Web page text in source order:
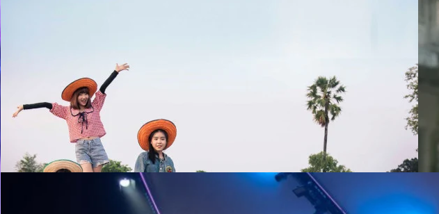
สั่นสะเทือนเลือนลั่นไปทั้งวงการเลยทีเดียว เมื่อ The Ska จักรวาลแห่งความสนุกสนานขั้นสุดบนโลกออนไลน์
กับ BNK48 ไอดอลกรุ๊ปอันดับหนึ่งของเมืองไทย ได้ประกาศความร่วมมือกันเตรียมผลิตคอนเทนต์บันเทิง
ออนไลน์ที่หลากหลาย ขยายฐานแฟนคลับจับกลุ่มเด็กและเยาวชนด้วยความอารมณ์ดีสุดขั้ว
https://www.youtube.com/watch?v=mH8kKIeK9SQ และต่อด้วยภาพจากโปรเจ็กต์ไทบ้าน x BNK48 ที่
ปล่อยออกมา BNK48 ก็ได้ตอกย้ำความพร้อมที่มอบความสนุกสดใสสไตล์ลูกทุ่งจัดเต็มแน่นอน
https://www.facebook.com/thibaanxbnk48/photos/a.384935152123838/384934918790528/ ผู้สาว
ไอดอลสไตล์ญี่ปุ่นขี่รถอีแต๋น ม่วนแนเด้อ! และล่าสุดกับ teaser ภาพยนตร์เรื่อง Where We Belong ที่งานนี้ได้
ผู้กำกับยอดฝีมืออย่างคงเดช จาตุรันต์รัศมีมาเปิดโอกาสให้เม็มเบอร์ BNK48 ได้พิสูจน์ฝีมือการแสดง
ภาพยนตร์อย่างเต็มที่ https://www.youtube.com/watch?v=oN4k4cNlmdw ซึ่งทั้งหมดทั้งมวลนั้นก็
สอดคล้องกับยุทธศาสตร์ของ BNK48 ที่จิรัฐ บวรวัฒนะ CEO ของ BNK48 ได้เคยแถลงไว้ก่อนหน้านี้ว่าปี
2562 นี้ BNK48 จะมุ่งขยายฐานแฟนคลับออกไป ทั้งในเชิงพื้นที่ที่มุ่งมั่นจะบุกไปทางหัวเมืองในต่างจังหวัดให้
| 2626 days ago
ภาพบรรยากาศ BNK48 SPACE MISSION CONCERT [อัลบั้มภาพ]